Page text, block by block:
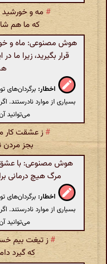
# مه و
که ما هم
هوش مصنوعی: ماه و
قرار بگیرید، زیرا ما
اخطار:
بسیاری از موارد نادرستند.
می‌توانید
# ز عشقت کار
بجز مردن
هوش مصنوعی: با عشق
مرگ هیچ درمانی
اخطار:
بسیاری از موارد نادرستند.
می‌توانید
# ز تیغت بیم
که گیرد